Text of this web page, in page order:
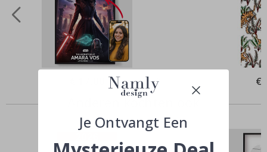
€
Anderen kochten ook
Je Ontvangt Een